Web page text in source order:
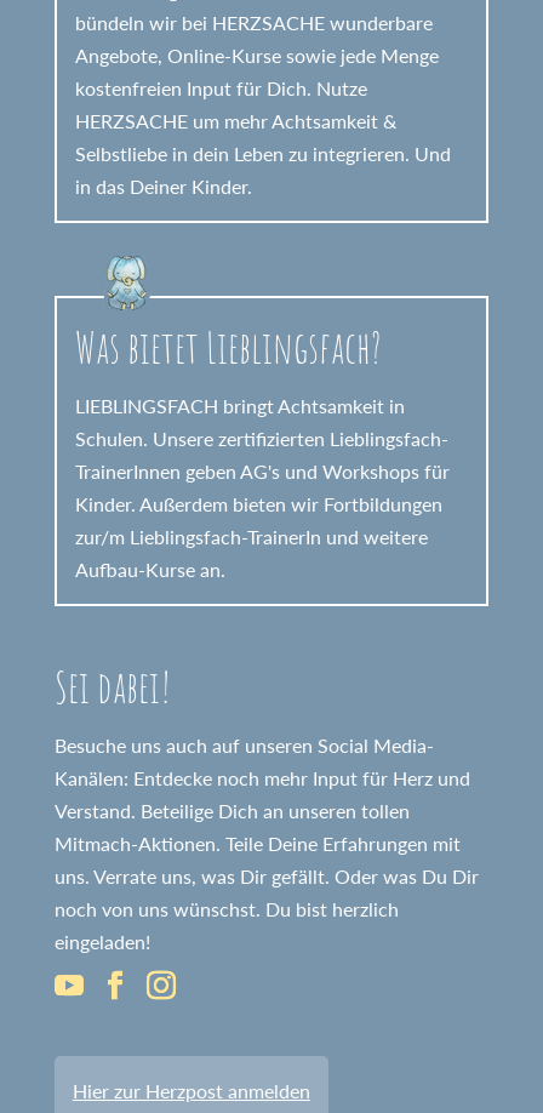
bündeln wir bei HERZSACHE wunderbare
Angebote, Online-Kurse sowie jede Menge
kostenfreien Input für Dich. Nutze
HERZSACHE um mehr Achtsamkeit &
Selbstliebe in dein Leben zu integrieren. Und
in das Deiner Kinder.
Was bietet Lieblingsfach?
LIEBLINGSFACH bringt Achtsamkeit in
Schulen. Unsere zertifizierten Lieblingsfach-
TrainerInnen geben AG's und Workshops für
Kinder. Außerdem bieten wir Fortbildungen
zur/m Lieblingsfach-TrainerIn und weitere
Aufbau-Kurse an.
Sei dabei!
Besuche uns auch auf unseren Social Media-
Kanälen: Entdecke noch mehr Input für Herz und
Verstand. Beteilige Dich an unseren tollen
Mitmach-Aktionen. Teile Deine Erfahrungen mit
uns. Verrate uns, was Dir gefällt. Oder was Du Dir
noch von uns wünschst. Du bist herzlich
eingeladen!
Hier zur Herzpost anmelden